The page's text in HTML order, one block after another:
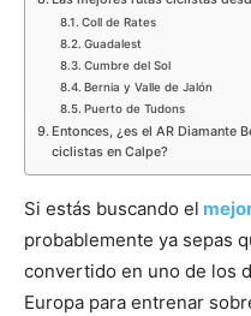
Coll de Rates
Guadalest
Cumbre del Sol
Bernia y Valle de Jalón
Puerto de Tudons
Entonces, ¿es el AR Diamante
ciclistas en Calpe?
Si estás buscando el
probablemente ya sepas
convertido en uno de los
Europa para entrenar